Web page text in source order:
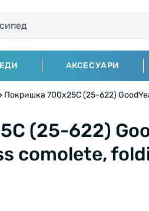
АКСЕСУАРИ
Покришка 700x25C (25-622)
(25-622)
comolete,